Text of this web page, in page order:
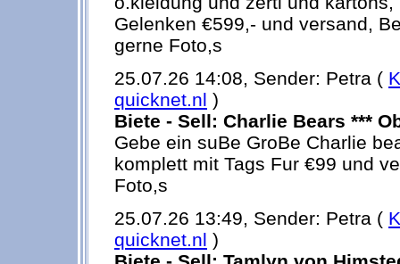
Gelenken €599,- und versand,
gerne Foto,s
25.07.26 14:08, Sender: Petra (
quicknet.nl )
Biete - Sell: Charlie Bears ***
Gebe ein suBe GroBe Charlie
komplett mit Tags Fur €99 und
Foto,s
25.07.26 13:49, Sender: Petra (
quicknet.nl )